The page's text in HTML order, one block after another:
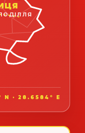
N · 28.6584° E